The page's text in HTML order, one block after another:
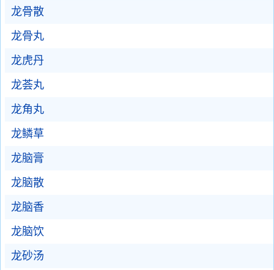
龙骨散
龙骨丸
龙虎丹
龙荟丸
龙角丸
龙鳞草
龙脑膏
龙脑散
龙脑香
龙脑饮
龙砂汤